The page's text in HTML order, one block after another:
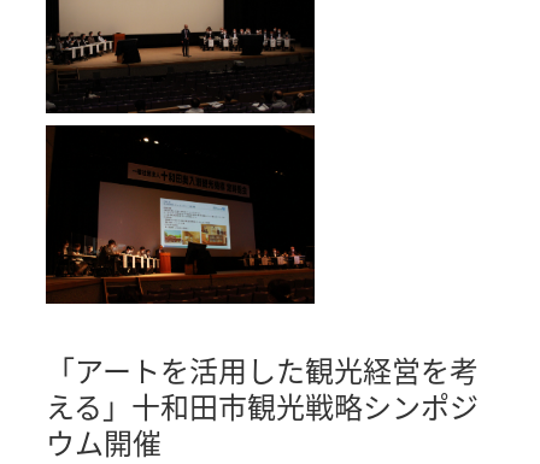
「アートを活用した観光経営を考
える」十和田市観光戦略シンポジ
ウム開催